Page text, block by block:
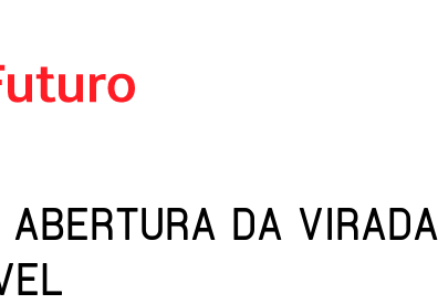
DA VIRADA